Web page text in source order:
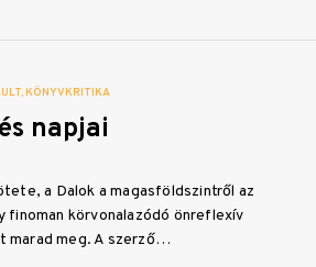
KÖNYVKRITIKA
napjai
a Dalok a magasföldszintről az
finoman körvonalazódó önreflexív
marad meg. A szerző…